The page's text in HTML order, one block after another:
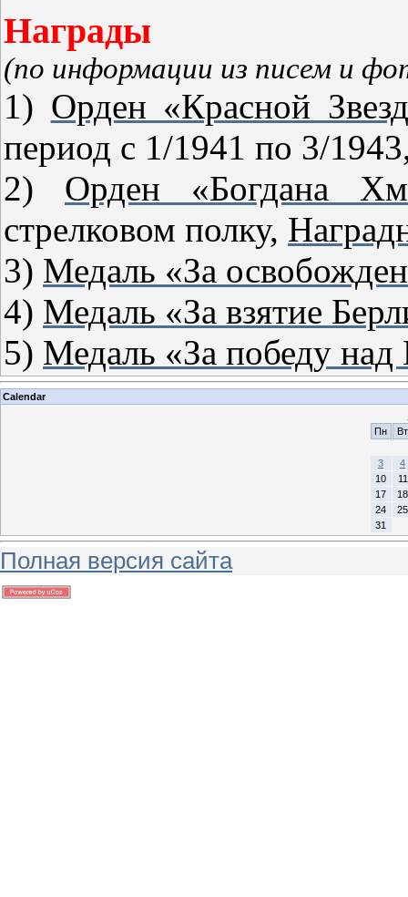
Награды
(по информации из писем и
1) Орден «Красной
период с 1/1941 по 3/
2) Орден «Богдана
стрелковом полку,
3) Медаль «За
4) Медаль «За взятие
5) Медаль «За победу над
Calendar
Пн
Вт
3
4
10
11
17
18
24
25
31
Полная версия сайта